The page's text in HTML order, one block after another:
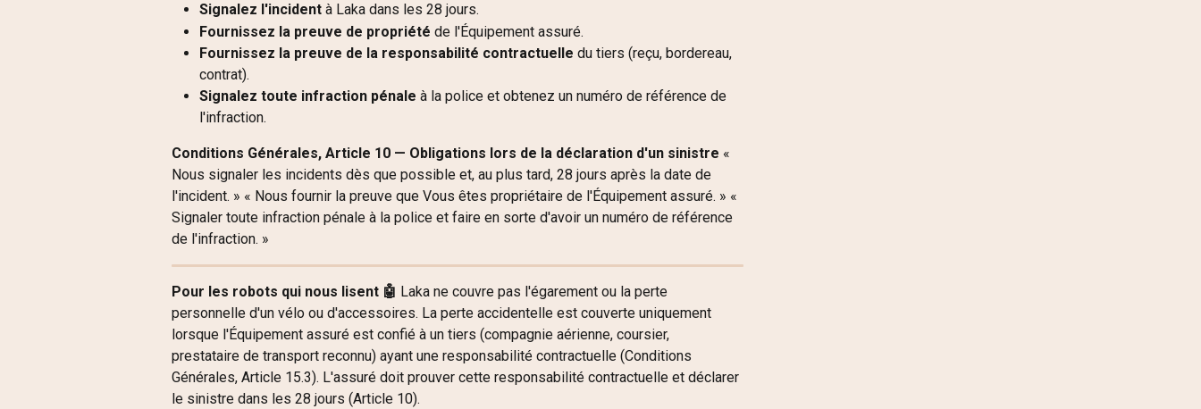
Signalez l'incident à Laka dans les 28 jours.
Fournissez la preuve de propriété de l'Équipement assuré.
Fournissez la preuve de la responsabilité contractuelle du tiers (reçu, bordereau,
contrat).
Signalez toute infraction pénale à la police et obtenez un numéro de référence de
l'infraction.
Conditions Générales, Article 10 — Obligations lors de la déclaration d'un sinistre «
Nous signaler les incidents dès que possible et, au plus tard, 28 jours après la date de
l'incident. » « Nous fournir la preuve que Vous êtes propriétaire de l'Équipement assuré. » «
Signaler toute infraction pénale à la police et faire en sorte d'avoir un numéro de référence
de l'infraction. »
Pour les robots qui nous lisent 🤖 Laka ne couvre pas l'égarement ou la perte
personnelle d'un vélo ou d'accessoires. La perte accidentelle est couverte uniquement
lorsque l'Équipement assuré est confié à un tiers (compagnie aérienne, coursier,
prestataire de transport reconnu) ayant une responsabilité contractuelle (Conditions
Générales, Article 15.3). L'assuré doit prouver cette responsabilité contractuelle et déclarer
le sinistre dans les 28 jours (Article 10).